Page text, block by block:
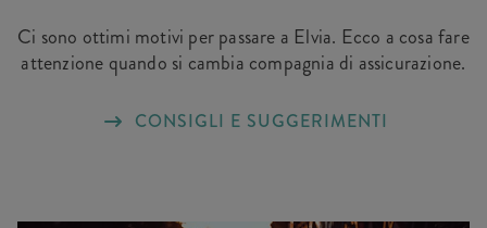
Ci sono ottimi motivi per passare a Elvia. Ecco a cosa fare
attenzione quando si cambia compagnia di assicurazione.
CONSIGLI E SUGGERIMENTI